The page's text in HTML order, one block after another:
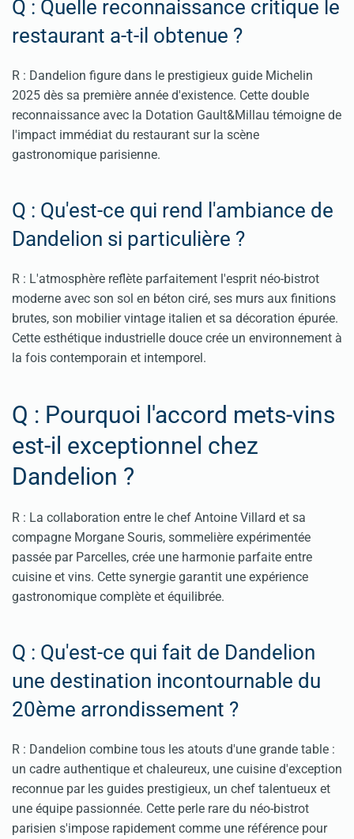
Q : Quelle reconnaissance critique le
restaurant a-t-il obtenue ?
R : Dandelion figure dans le prestigieux guide Michelin
2025 dès sa première année d'existence. Cette double
reconnaissance avec la Dotation Gault&Millau témoigne de
l'impact immédiat du restaurant sur la scène
gastronomique parisienne.
Q : Qu'est-ce qui rend l'ambiance de
Dandelion si particulière ?
R : L'atmosphère reflète parfaitement l'esprit néo-bistrot
moderne avec son sol en béton ciré, ses murs aux finitions
brutes, son mobilier vintage italien et sa décoration épurée.
Cette esthétique industrielle douce crée un environnement à
la fois contemporain et intemporel.
Q : Pourquoi l'accord mets-vins
est-il exceptionnel chez
Dandelion ?
R : La collaboration entre le chef Antoine Villard et sa
compagne Morgane Souris, sommelière expérimentée
passée par Parcelles, crée une harmonie parfaite entre
cuisine et vins. Cette synergie garantit une expérience
gastronomique complète et équilibrée.
Q : Qu'est-ce qui fait de Dandelion
une destination incontournable du
20ème arrondissement ?
R : Dandelion combine tous les atouts d'une grande table :
un cadre authentique et chaleureux, une cuisine d'exception
reconnue par les guides prestigieux, un chef talentueux et
une équipe passionnée. Cette perle rare du néo-bistrot
parisien s'impose rapidement comme une référence pour